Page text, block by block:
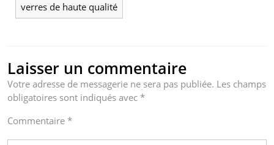
verres de haute qualité
Laisser un commentaire
Votre adresse de messagerie ne sera pas publiée. Les champs
obligatoires sont indiqués avec *
Commentaire *